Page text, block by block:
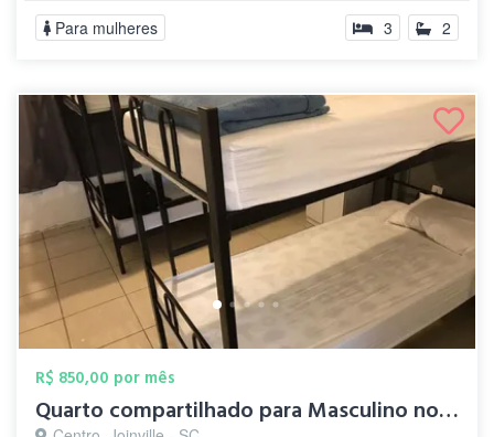
Para mulheres 3 2
R$ 850,00 por mês
Quarto compartilhado para Masculino no C...